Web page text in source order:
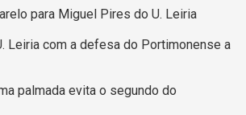
para Miguel Pires do U. Leiria
Leiria com a defesa do Portimonense a
palmada evita o segundo do